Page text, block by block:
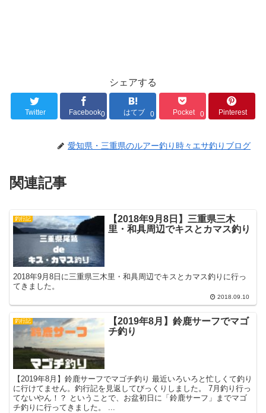
シェアする
Twitter Facebook0 はてブ 0 Pocket 0 Pinterest
愛知県・三重県のルアー釣り時々エサ釣りブログ
関連記事
釣行記
【2018年9月8日】三重県三木
里・和具周辺でキスとカマス釣り
2018年9月8日に三重県三木里・和具周辺でキスとカマス釣りに行っ
てきました。
2018.09.10
釣行記
【2019年8月】鈴鹿サーフでマゴ
チ釣り
【2019年8月】鈴鹿サーフでマゴチ釣り 最近いろいろと忙しくて釣り
に行けてません。釣行記を見返してびっくりしました。 7月釣り行っ
てないやん！？ ということで、お盆初日に「鈴鹿サーフ」までマゴ
チ釣りに行ってきました。 ...